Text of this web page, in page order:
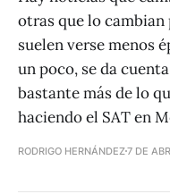
otras que lo cambian
suelen verse menos
un poco, se da
bastante más de lo
haciendo el SAT en
RODRIGO HERNÁNDEZ7 DE